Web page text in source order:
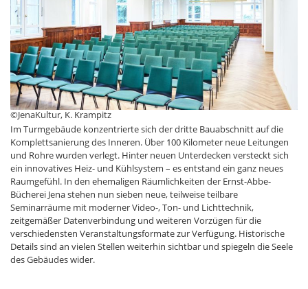
©JenaKultur, K. Krampitz
Im Turmgebäude konzentrierte sich der dritte Bauabschnitt auf die
Komplettsanierung des Inneren. Über 100 Kilometer neue Leitungen
und Rohre wurden verlegt. Hinter neuen Unterdecken versteckt sich
ein innovatives Heiz- und Kühlsystem – es entstand ein ganz neues
Raumgefühl. In den ehemaligen Räumlichkeiten der Ernst-Abbe-
Bücherei Jena stehen nun sieben neue, teilweise teilbare
Seminarräume mit moderner Video-, Ton- und Lichttechnik,
zeitgemäßer Datenverbindung und weiteren Vorzügen für die
verschiedensten Veranstaltungsformate zur Verfügung. Historische
Details sind an vielen Stellen weiterhin sichtbar und spiegeln die Seele
des Gebäudes wider.